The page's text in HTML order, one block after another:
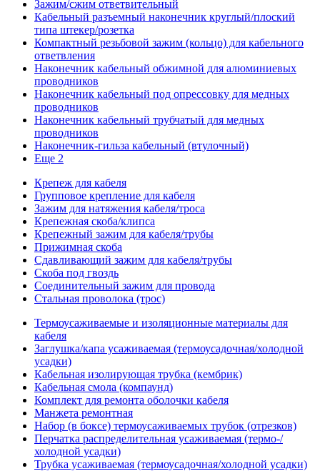
Зажим/сжим ответвительный
Кабельный разъемный наконечник круглый/плоский
типа штекер/розетка
Компактный резьбовой зажим (кольцо) для кабельного
ответвления
Наконечник кабельный обжимной для алюминиевых
проводников
Наконечник кабельный под опрессовку для медных
проводников
Наконечник кабельный трубчатый для медных
проводников
Наконечник-гильза кабельный (втулочный)
Еще 2
Крепеж для кабеля
Групповое крепление для кабеля
Зажим для натяжения кабеля/троса
Крепежная скоба/клипса
Крепежный зажим для кабеля/трубы
Прижимная скоба
Сдавливающий зажим для кабеля/трубы
Скоба под гвоздь
Соединительный зажим для провода
Стальная проволока (трос)
Термоусаживаемые и изоляционные материалы для
кабеля
Заглушка/капа усаживаемая (термоусадочная/холодной
усадки)
Кабельная изолирующая трубка (кембрик)
Кабельная смола (компаунд)
Комплект для ремонта оболочки кабеля
Манжета ремонтная
Набор (в боксе) термоусаживаемых трубок (отрезков)
Перчатка распределительная усаживаемая (термо-/
холодной усадки)
Трубка усаживаемая (термоусадочная/холодной усадки)